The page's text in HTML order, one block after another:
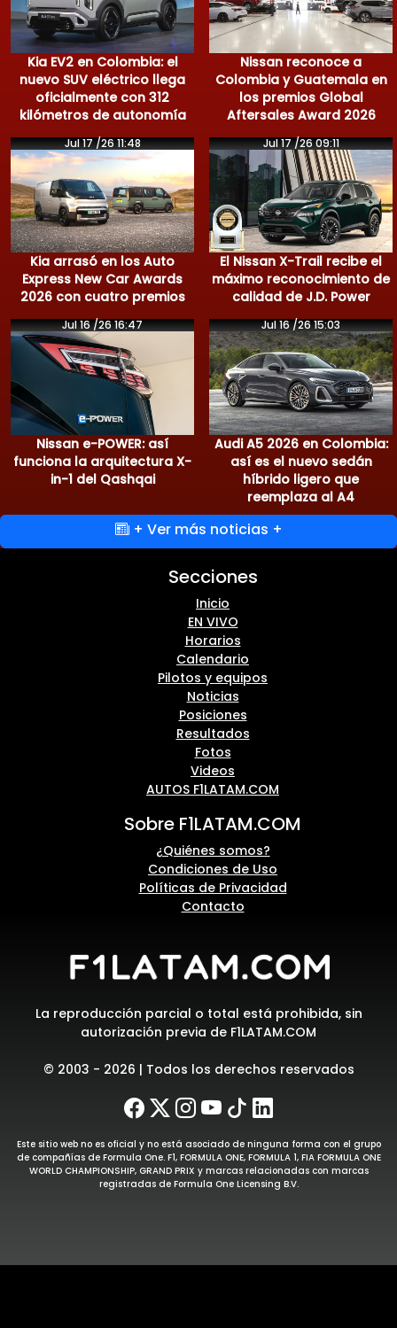
Kia EV2 en Colombia: el
nuevo SUV eléctrico llega
oficialmente con 312
kilómetros de autonomía
Nissan reconoce a
Colombia y Guatemala en
los premios Global
Aftersales Award 2026
Jul 17 /26 11:48
Kia arrasó en los Auto
Express New Car Awards
2026 con cuatro premios
Jul 17 /26 09:11
El Nissan X-Trail recibe el
máximo reconocimiento de
calidad de J.D. Power
Jul 16 /26 16:47
Nissan e-POWER: así
funciona la arquitectura X-
in-1 del Qashqai
Jul 16 /26 15:03
Audi A5 2026 en Colombia:
así es el nuevo sedán
híbrido ligero que
reemplaza al A4
+ Ver más noticias +
Secciones
Inicio
EN VIVO
Horarios
Calendario
Pilotos y equipos
Noticias
Posiciones
Resultados
Fotos
Videos
AUTOS F1LATAM.COM
Sobre F1LATAM.COM
¿Quiénes somos?
Condiciones de Uso
Políticas de Privacidad
Contacto
La reproducción parcial o total está prohibida, sin
autorización previa de F1LATAM.COM
© 2003 - 2026 | Todos los derechos reservados
Este sitio web no es oficial y no está asociado de ninguna forma con el grupo
de compañías de Formula One. F1, FORMULA ONE, FORMULA 1, FIA FORMULA ONE
WORLD CHAMPIONSHIP, GRAND PRIX y marcas relacionadas con marcas
registradas de Formula One Licensing B.V.